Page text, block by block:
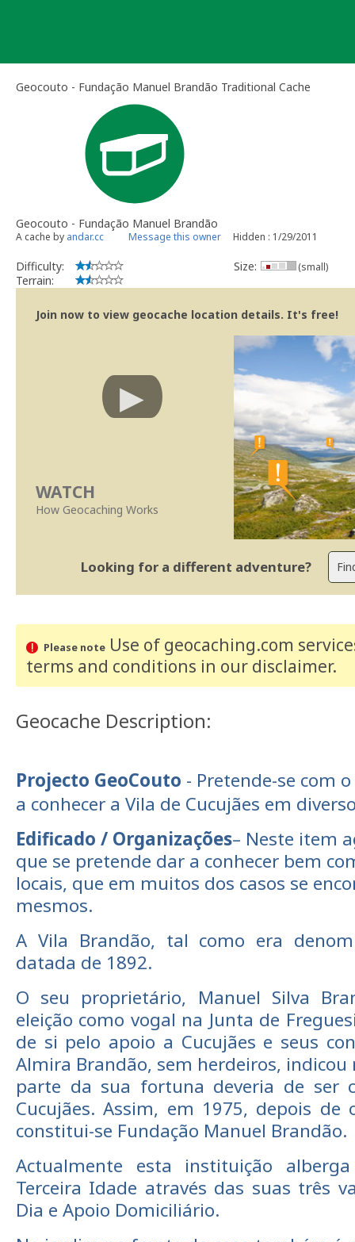
Geocouto - Fundação Manuel Brandão Traditional Cache
Geocouto - Fundação Manuel Brandão
A cache by andar.cc Message this owner Hidden : 1/29/2011
Difficulty:
Terrain:
Size: (small)
Join now to view geocache location details. It's free!
WATCH
How Geocaching Works
Looking for a different adventure?
Please noteUse of geocaching.com
terms and conditions in our disclaimer.
Geocache Description:
Projecto GeoCouto - Pretende-se com
a conhecer a Vila de Cucujães em
Edificado / Organizações– Neste item
que se pretende dar a conhecer bem
locais, que em muitos dos casos se
mesmos.
A Vila Brandão, tal como era
datada de 1892.
O seu proprietário, Manuel Silva
eleição como vogal na Junta de
de si pelo apoio a Cucujães e seus
Almira Brandão, sem herdeiros,
parte da sua fortuna deveria de ser
Cucujães. Assim, em 1975, depois de
constitui-se Fundação Manuel Brandão.
Actualmente esta instituição
Terceira Idade através das suas três
Dia e Apoio Domiciliário.